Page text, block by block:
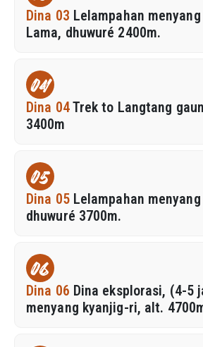
Dina 03 Lelampahan menyang
Lama, dhuwuré 2400m.
04
Dina 04Trek to Langtang
3400m
05
Dina 05 Lelampahan
dhuwuré 3700m.
06
Dina 06 Dina eksplorasi, (4-5
menyang kyanjig-ri, alt.